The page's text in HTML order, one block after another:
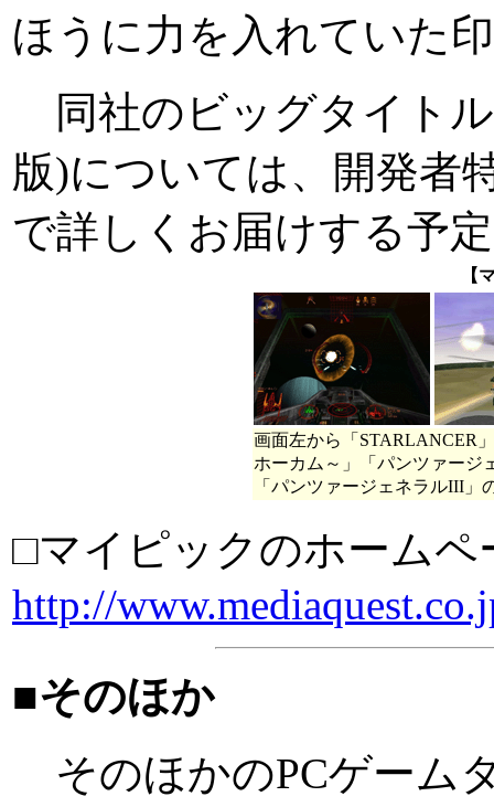
ほうに力を入れていた
同社のビッグタイト
版)については、開発者
で詳しくお届けする予
【
画面左から「STARLANCER
ホーカム～」「パンツァー
「パンツァージェネラルIII」
□マイピックのホームペ
http://
■そのほか
そのほかのPCゲーム